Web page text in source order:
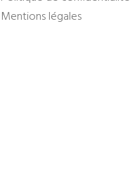
Mentions légales